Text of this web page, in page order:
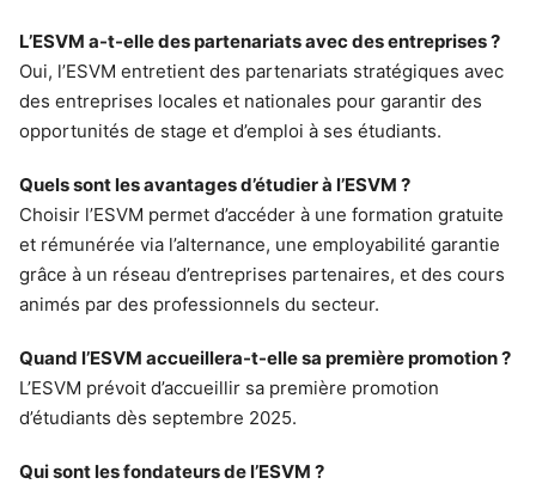
L’ESVM a-t-elle des partenariats avec des entreprises ?
Oui, l’ESVM entretient des partenariats stratégiques avec
des entreprises locales et nationales pour garantir des
opportunités de stage et d’emploi à ses étudiants.
Quels sont les avantages d’étudier à l’ESVM ?
Choisir l’ESVM permet d’accéder à une formation gratuite
et rémunérée via l’alternance, une employabilité garantie
grâce à un réseau d’entreprises partenaires, et des cours
animés par des professionnels du secteur.
Quand l’ESVM accueillera-t-elle sa première promotion ?
L’ESVM prévoit d’accueillir sa première promotion
d’étudiants dès septembre 2025.
Qui sont les fondateurs de l’ESVM ?